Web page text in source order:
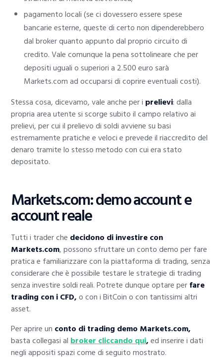
pagamento locali (se ci dovessero essere spese
bancarie esterne, queste di certo non dipenderebbero
dal broker quanto appunto dal proprio circuito di
credito. Vale comunque la pena sottolineare che per
depositi uguali o superiori a 2.500 euro sarà
Markets.com ad occuparsi di coprire eventuali costi).
Stessa cosa, dicevamo, vale anche per i prelievi: dalla
propria area utente si scorge subito il campo relativo ai
prelievi, per cui il prelievo di soldi avviene su basi
estremamente pratiche e veloci e prevede il riaccredito del
denaro tramite lo stesso metodo con cui era stato
depositato.
Markets.com: demo account e
account reale
Tutti i trader che decidono di investire con
Markets.com, possono sfruttare un conto demo per fare
pratica e familiarizzare con la piattaforma di trading, senza
considerare che è possibile testare le strategie di trading
senza investire soldi reali. Potrete dunque optare perfare
trading con i CFD,o con i BitCoin o con tantissimi altri
asset.
Per aprire un conto di trading demo Markets.com,
basta collegasi albroker cliccando qui,ed inserire i dati
negli appositi spazi come di seguito mostrato.